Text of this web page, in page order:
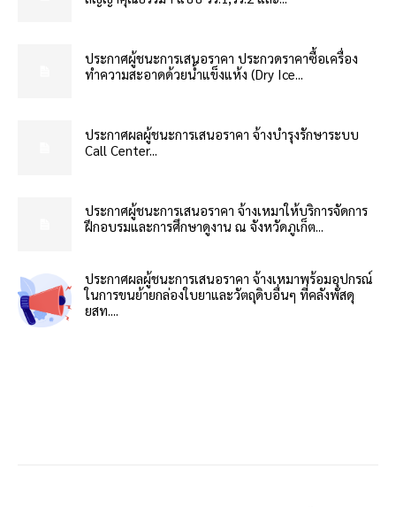
ประกาศผู้ชนะการเสนอราคา ประกวดราคาซื้อเครื่อง
ทำความสะอาดด้วยน้ำแข็งแห้ง (Dry Ice...
ประกาศผลผู้ชนะการเสนอราคา จ้างบำรุงรักษาระบบ
Call Center...
ประกาศผู้ชนะการเสนอราคา จ้างเหมาให้บริการจัดการ
ฝึกอบรมและการศึกษาดูงาน ณ จังหวัดภูเก็ต...
ประกาศผลผู้ชนะการเสนอราคา จ้างเหมาพร้อมอุปกรณ์
ในการขนย้ายกล่องใบยาและวัตถุดิบอื่นๆ ที่คลังพัสดุ
ยสท....